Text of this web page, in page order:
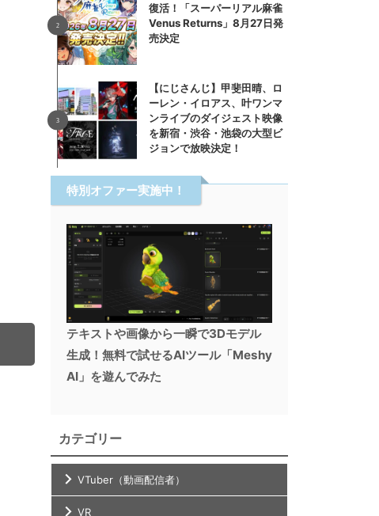
復活！「スーパーリアル麻雀
Venus Returns」8月27日発
売決定
【にじさんじ】甲斐田晴、ロ
ーレン・イロアス、叶ワンマ
ンライブのダイジェスト映像
を新宿・渋谷・池袋の大型ビ
ジョンで放映決定！
特別オファー実施中！
テキストや画像から一瞬で3Dモデル
生成！無料で試せるAIツール「Meshy
AI」を遊んでみた
カテゴリー
VTuber（動画配信者）
VR